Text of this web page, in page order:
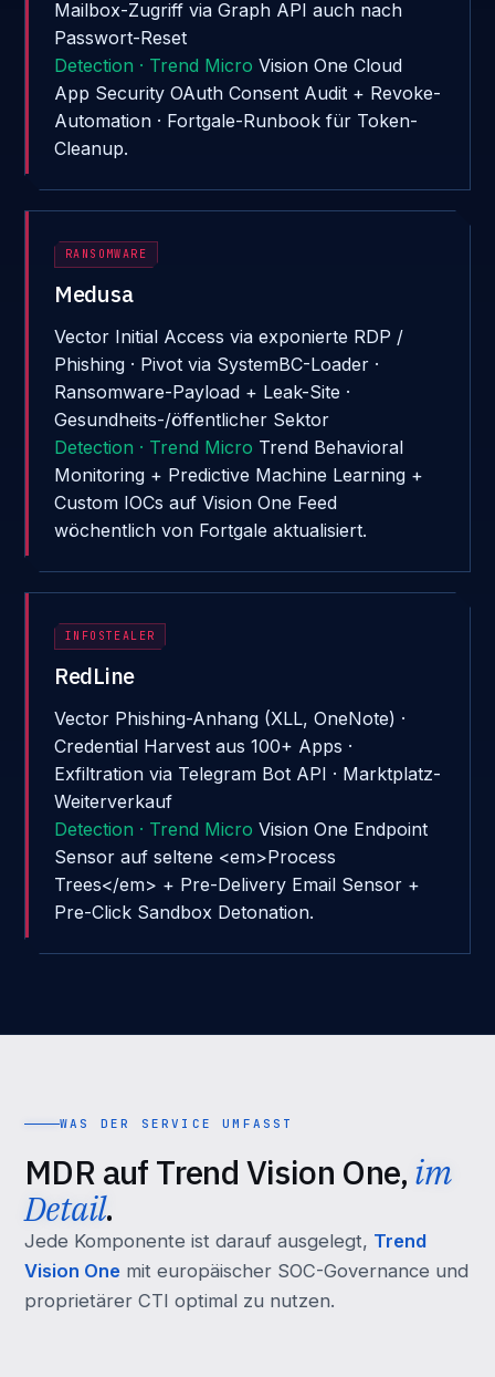
Mailbox-Zugriff via Graph API auch nach
Passwort-Reset
Detection · Trend Micro Vision One Cloud
App Security OAuth Consent Audit + Revoke-
Automation · Fortgale-Runbook für Token-
Cleanup.
RANSOMWARE
Medusa
Vector Initial Access via exponierte RDP /
Phishing · Pivot via SystemBC-Loader ·
Ransomware-Payload + Leak-Site ·
Gesundheits-/öffentlicher Sektor
Detection · Trend Micro Trend Behavioral
Monitoring + Predictive Machine Learning +
Custom IOCs auf Vision One Feed
wöchentlich von Fortgale aktualisiert.
INFOSTEALER
RedLine
Vector Phishing-Anhang (XLL, OneNote) ·
Credential Harvest aus 100+ Apps ·
Exfiltration via Telegram Bot API · Marktplatz-
Weiterverkauf
Detection · Trend Micro Vision One Endpoint
Sensor auf seltene <em>Process
Trees</em> + Pre-Delivery Email Sensor +
Pre-Click Sandbox Detonation.
WAS DER SERVICE UMFASST
MDR auf Trend Vision One, im
Detail.
Jede Komponente ist darauf ausgelegt, Trend
Vision One mit europäischer SOC-Governance und
proprietärer CTI optimal zu nutzen.